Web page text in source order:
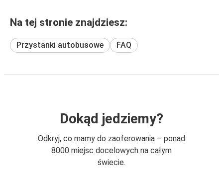
Na tej stronie znajdziesz:
Przystanki autobusowe FAQ
Dokąd jedziemy?
Odkryj, co mamy do zaoferowania – ponad
8000 miejsc docelowych na całym
świecie.